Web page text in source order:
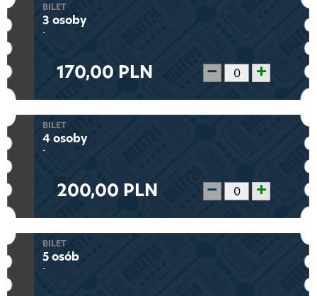
BILET
3 osoby
-
170,00 PLN − +
BILET
4 osoby
-
200,00 PLN − +
BILET
5 osób
-